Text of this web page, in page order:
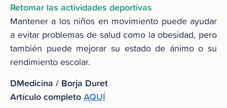
Retomar las actividades deportivas
Mantener a los niños en movimiento puede ayudar
a evitar problemas de salud como la obesidad, pero
también puede mejorar su estado de ánimo o su
rendimiento escolar.
DMedicina / Borja Duret
Artículo completoAQUÍ